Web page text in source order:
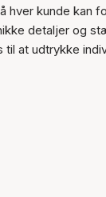
hver kunde kan
detaljer og
til at udtrykke